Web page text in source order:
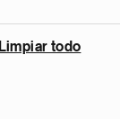
Limpiar todo